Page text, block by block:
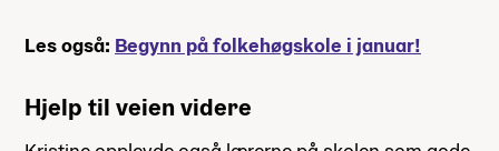
Les også: Begynn på folkehøgskole i januar!
Hjelp til veien videre